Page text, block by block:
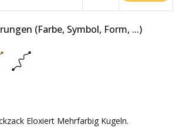
(Farbe, Symbol, Form, ...)
Eloxiert Mehrfarbig Kugeln.